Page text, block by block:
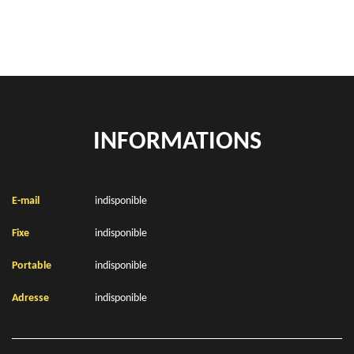
INFORMATIONS
E-mail indisponible
Fixe indisponible
Portable indisponible
Adresse indisponible